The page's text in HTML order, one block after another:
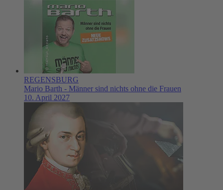
REGENSBURG
Mario Barth - Männer sind nichts ohne die Frauen
10. April 2027